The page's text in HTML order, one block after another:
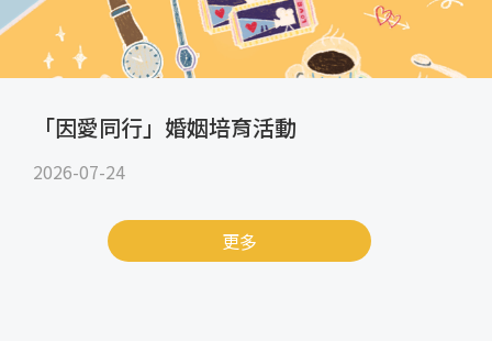
「因愛同行」婚姻培育活動
2026-07-24
更多